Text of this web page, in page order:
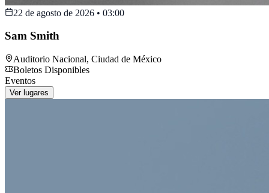
22 de agosto de 2026 • 03:00
Sam Smith
Auditorio Nacional, Ciudad de México
Boletos Disponibles
Eventos
Ver lugares